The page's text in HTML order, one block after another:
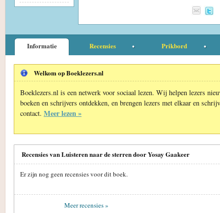
Informatie Recensies Prikbord
Welkom op Boeklezers.nl
Boeklezers.nl is een netwerk voor sociaal lezen. Wij helpen lezers
boeken en schrijvers ontdekken, en brengen lezers met elkaar en
contact. Meer lezen »
Recensies van Luisteren naar de sterren door Yosay Gaakeer
Er zijn nog geen recensies voor dit boek.
Meer recensies »